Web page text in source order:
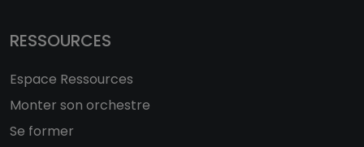
RESSOURCES
Espace Ressources
Monter son orchestre
Se former